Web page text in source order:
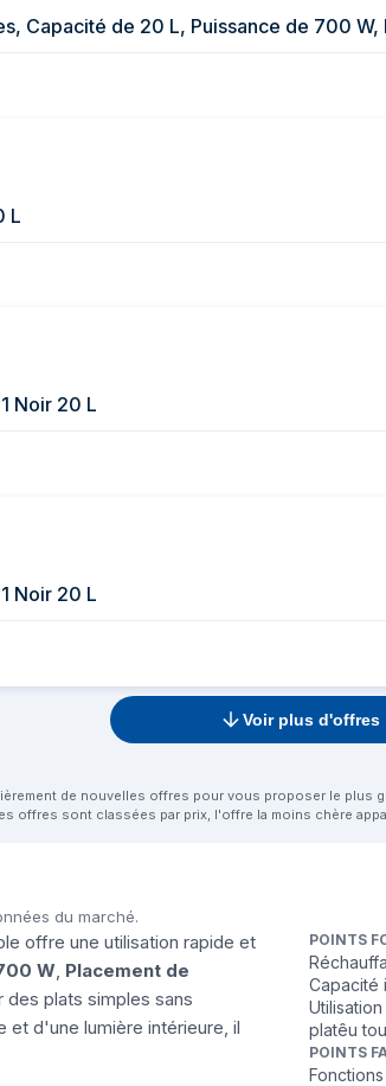
L
Noir 20 L
Noir 20 L
Voir plus d'offres
de nouvelles offres pour vous proposer le plus
offres sont classées par prix, l'offre la moins chère
du marché.
offre une utilisation rapide et
W, Placement de
plats simples sans
et d'une lumière intérieure, il
POINTS
Capacité
platêu
POINTS